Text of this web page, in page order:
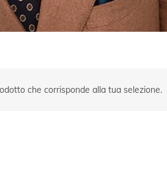
che corrisponde alla tua selezione.